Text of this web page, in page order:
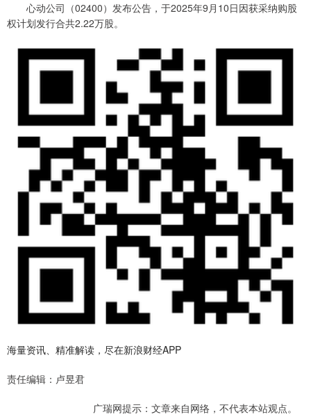
心动公司（02400）发布公告，于2025年9月10日因获采纳购股
权计划发行合共2.22万股。
海量资讯、精准解读，尽在新浪财经APP
责任编辑：卢昱君
广瑞网提示：文章来自网络，不代表本站观点。